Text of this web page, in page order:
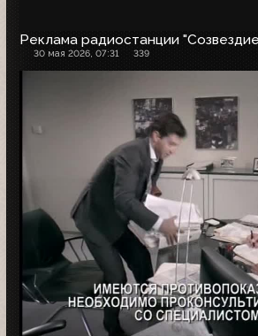
Реклама радиостанции
30 мая 2026, 07:31 339